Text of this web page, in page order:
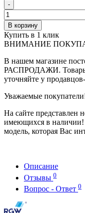
-
В корзину
Купить в 1 клик
ВНИМАНИЕ
В нашем магазине
РАСПРОДАЖИ. Товары
уточняйте у
Уважаемые
На сайте представлен
имеющихся в наличии!
модель, которая Вас
Описание
Отзывы 0
Вопрос - Ответ 0